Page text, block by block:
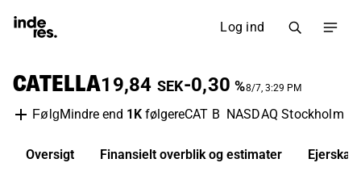
Log ind
CATELLA19,84 SEK-0,30 %8/7, 3:29 PM
FølgMindre end 1K følgereCAT B NASDAQ Stockholm
Oversigt Finansielt overblik og estimater Ejerskab